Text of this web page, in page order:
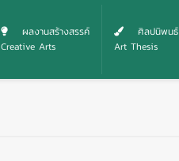
ผลงานสร้างสรรค์
Creative Arts
ศิลปนิพนธ์
Art Thesis